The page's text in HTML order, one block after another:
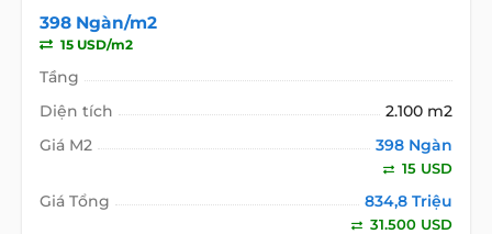
398 Ngàn/m2
15 USD/m2
Tầng
Diện tích
2.100 m2
Giá M2
398 Ngàn
15 USD
Giá Tổng 834,8 Triệu
31.500 USD